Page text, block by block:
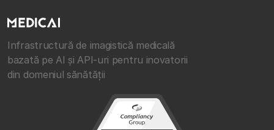
Infrastructură de imagistică medicală
bazată pe AI și API-uri pentru inovatorii
din domeniul sănătății